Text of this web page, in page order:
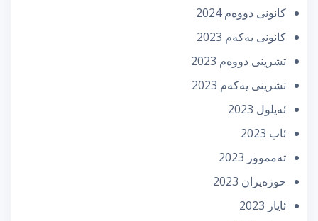
كانونی دووه‌م 2024
كانونی یه‌كه‌م 2023
تشرینی دووه‌م 2023
تشرینی یه‌كه‌م 2023
ئه‌یلول 2023
ئاب 2023
تەممووز 2023
حوزه‌یران 2023
ئایار 2023